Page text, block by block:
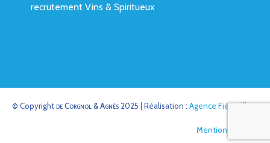
recrutement Vins & Spiritueux
© Copyright de Corgnol & Agnès 2025 | Réalisation : Agence Fière Allure
Mentions légales